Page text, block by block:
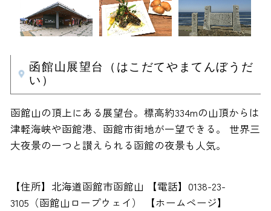
函館山展望台（はこだてやまてんぼうだ
い）
函館山の頂上にある展望台。標高約334mの山頂からは
津軽海峡や函館港、函館市街地が一望できる。 世界三
大夜景の一つと讃えられる函館の夜景も人気。
【住所】北海道函館市函館山 【電話】0138-23-
3105（函館山ロープウェイ） 【ホームページ】